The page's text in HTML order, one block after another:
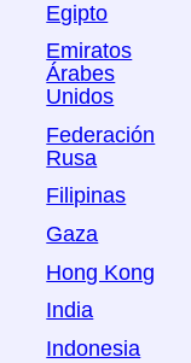
Egipto
Emiratos
Árabes
Unidos
Federación
Rusa
Filipinas
Gaza
Hong Kong
India
Indonesia